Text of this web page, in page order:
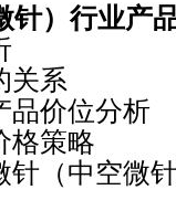
针）行业产
系
价位分析
策略
（中空微